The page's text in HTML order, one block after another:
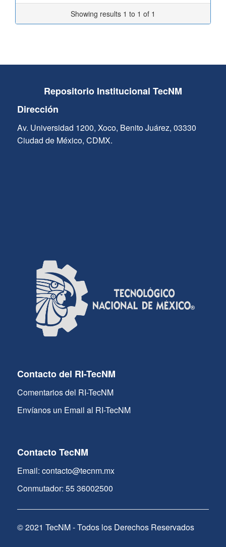
Showing results 1 to 1 of 1
Repositorio Institucional TecNM
Dirección
Av. Universidad 1200, Xoco, Benito Juárez, 03330
Ciudad de México, CDMX.
Contacto del RI-TecNM
Comentarios del RI-TecNM
Envíanos un Email al RI-TecNM
Contacto TecNM
Email: contacto@tecnm.mx
Conmutador: 55 36002500
© 2021 TecNM - Todos los Derechos Reservados